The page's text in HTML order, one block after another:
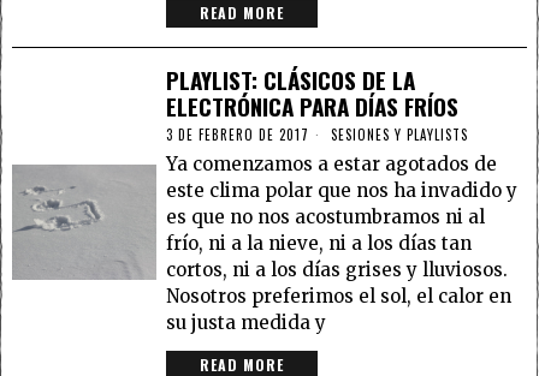
READ MORE
PLAYLIST: CLÁSICOS DE LA
ELECTRÓNICA PARA DÍAS FRÍOS
3 DE FEBRERO DE 2017 SESIONES Y PLAYLISTS
Ya comenzamos a estar agotados de
este clima polar que nos ha invadido y
es que no nos acostumbramos ni al
frío, ni a la nieve, ni a los días tan
cortos, ni a los días grises y lluviosos.
Nosotros preferimos el sol, el calor en
su justa medida y
READ MORE